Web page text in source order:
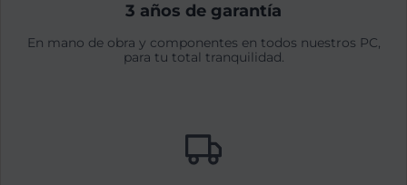
3 años de garantía
En mano de obra y componentes en todos nuestros PC,
para tu total tranquilidad.